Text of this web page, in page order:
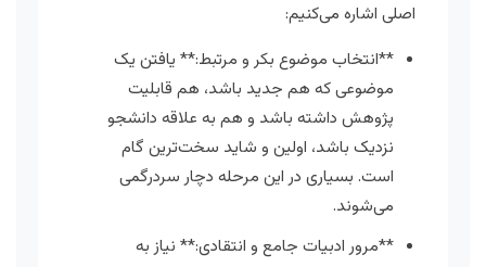
اصلی اشاره می‌کنیم:
**انتخاب موضوع بکر و مرتبط:** یافتن یک
موضوعی که هم جدید باشد، هم قابلیت
پژوهش داشته باشد و هم به علاقه دانشجو
نزدیک باشد، اولین و شاید سخت‌ترین گام
است. بسیاری در این مرحله دچار سردرگمی
می‌شوند.
**مرور ادبیات جامع و انتقادی:** نیاز به